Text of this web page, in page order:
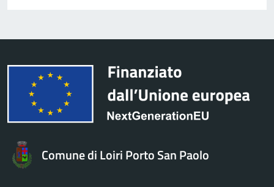
Comune di Loiri Porto San Paolo